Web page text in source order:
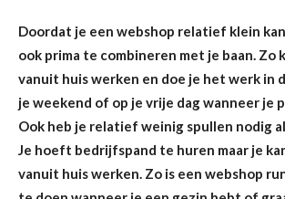
Doordat je een webshop relatief klein
ook prima te combineren met je baan. Zo
vanuit huis werken en doe je het werk in
je weekend of op je vrije dag wanneer je
Ook heb je relatief weinig spullen nodig
Je hoeft bedrijfspand te huren maar je
vanuit huis werken. Zo is een webshop